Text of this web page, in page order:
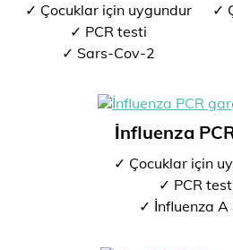
✓ Çocuklar için uygundur
✓ PCR testi
✓ Sars-Cov-2
✓
İnfluenza
✓ Çocuklar için
✓ PCR
✓ İnfluenza A